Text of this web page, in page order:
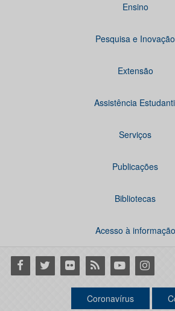
Ensino
Pesquisa e Inovação
Extensão
Assistência
Serviços
Publicações
Bibliotecas
Acesso à informação
Facebook
Twitter Flickr RSS YoutubeInstagram
Coronavírus